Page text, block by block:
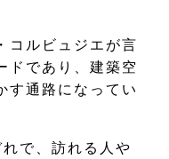
コルビュジエが言
ドであり、建築空
す通路になってい
で、訪れる人や